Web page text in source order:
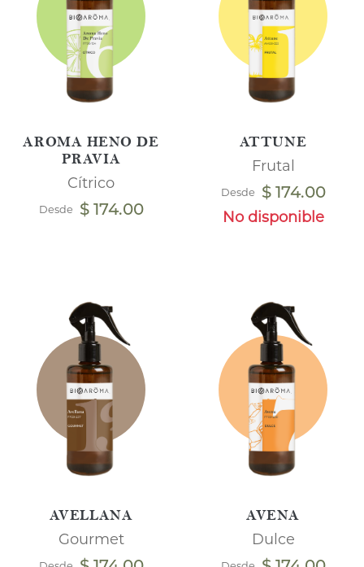
AROMA HENO DE
PRAVIA
Cítrico
Desde $ 174.00
ATTUNE
Frutal
Desde $ 174.00
No disponible
AVELLANA
Gourmet
AVENA
Dulce